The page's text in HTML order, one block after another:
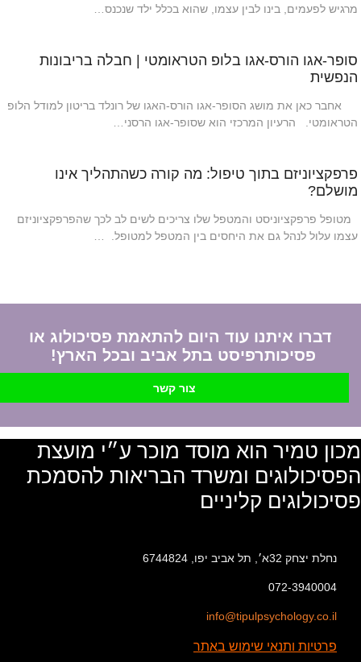
מרגיש לפעמים, בינו לבין עצמו, שהוא בכלל ילד שנכנס…
סופר-אגו הורס-אגו בלופ הטראומטי | חבלה בריבונות
הנפשית
אחבר כאן את מושג הסופר-אגו הורס-האגו של רונלד בריטון למודל הלופ
הטראומטי. הרעיון המרכזי הוא שסופר-אגו הרסני…
פרפקציוניזם בתוך טיפול: מה קורה כשהתהליך אינו
מושלם?
מטופל פרפקציוניסט והמטפל שלו צריכים לשים לב לכך שהפרפקציוניזם
עצמו עלול לנהל גם את היחסים בין המטפל למטופל. …
דברו איתנו עוד היום להתאמת פסיכולוג או
פסיכותרפיסט בתל אביב ובכל הארץ!
צור קשר
מכון טמיר הוא מוסד מוכר ע״י מועצת
הפסיכולוגים ומשרד הבריאות להסמכת
פסיכולוגים קליניים
נחלת יצחק 32א׳, תל אביב יפו, 6744824
072-3940004
info@tipulpsychology.co.il
פרטיות ותנאי שימוש באתר